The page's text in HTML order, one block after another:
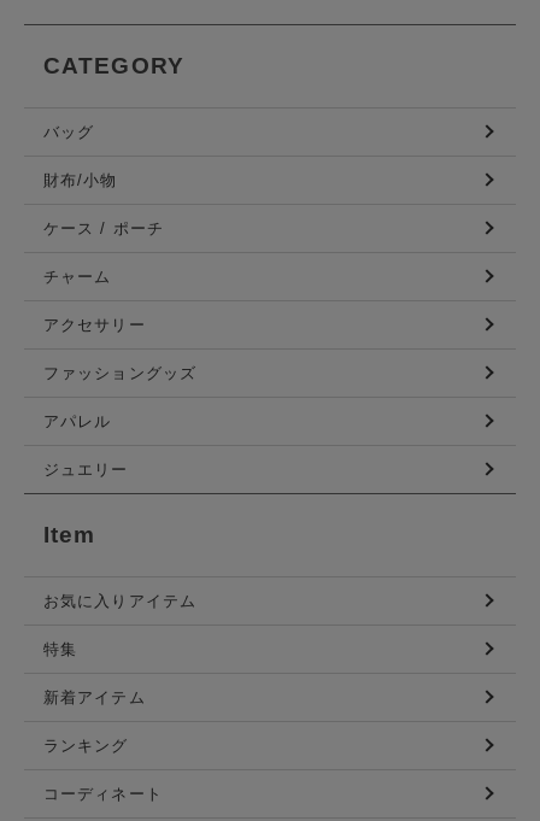
CATEGORY
バッグ
財布/小物
ケース / ポーチ
チャーム
アクセサリー
ファッショングッズ
アパレル
ジュエリー
Item
お気に入りアイテム
特集
新着アイテム
ランキング
コーディネート